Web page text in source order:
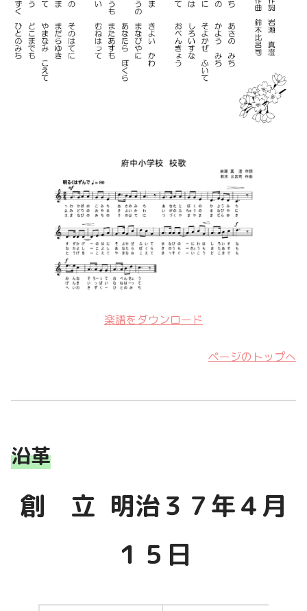
楽譜をダウンロード
ページのトップへ
沿革
創 立 明治３７年４月
１５日